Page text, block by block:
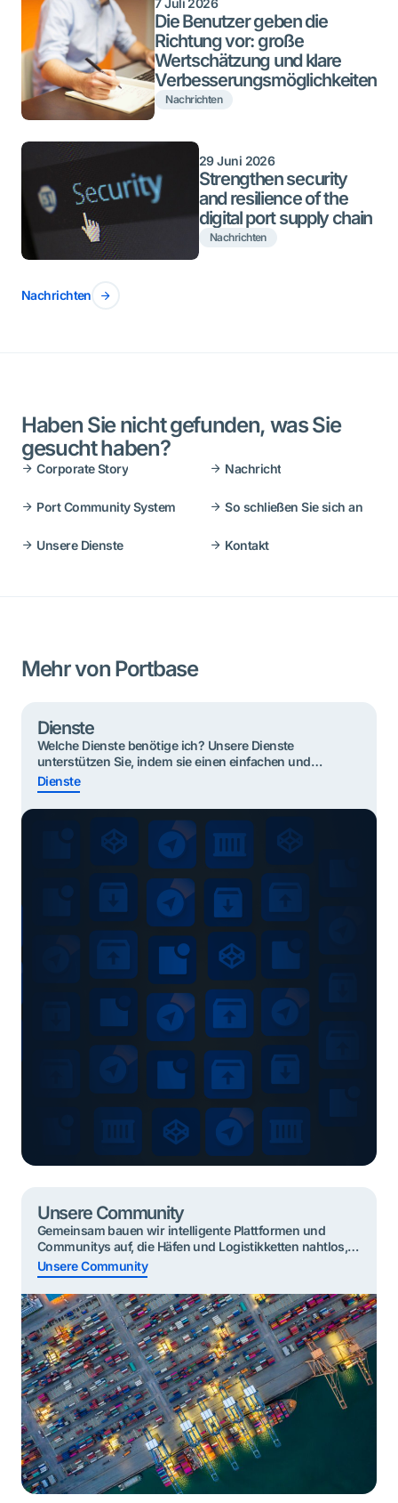
7 Juli 2026
Die Benutzer geben die
Richtung vor: große
Wertschätzung und klare
Verbesserungsmöglichkeiten
Nachrichten
29 Juni 2026
Strengthen security
and resilience of the
digital port supply chain
Nachrichten
Nachrichten
Haben Sie nicht gefunden, was Sie
gesucht haben?
Corporate Story Nachricht
Port Community System So schließen Sie sich an
Unsere Dienste Kontakt
Mehr von Portbase
Dienste
Welche Dienste benötige ich? Unsere Dienste
unterstützen Sie, indem sie einen einfachen und
effizienten Informationsaustausch ermöglichen.
Nachstehend finden Sie die wichtigsten Dienste, die Sie
entsprechend Ihrer Rolle nutzen können. Klicken Sie auf
Ihre Rolle und finden Sie Ihre Dienste: Schnell den
richtigen Service finden? Verlader oder Spediteure
Importladung Um an der Secure Chain teilzunehmen,
Dienste
Unsere Community
Gemeinsam bauen wir intelligente Plattformen und
Communitys auf, die Häfen und Logistikketten nahtlos,
nachhaltig und sicher machen.​ Gemeinsam bauen wir
die intelligentesten Hafencommunitys – das ist unsere
Mission. Ein wichtiges Wort in dieser Mission ist
„gemeinsam“, denn Portbase setzt sich für alle
Organisationen in unserer Community ein. Das bedeutet,
dass wir eine neutrale Position im […]
Unsere Community